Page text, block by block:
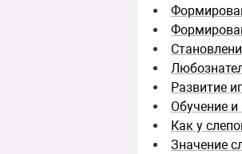
Развитие
Обучение и
Как у
Значение